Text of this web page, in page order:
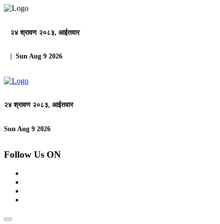
२४ श्रावण २०८३, आईतवार
| Sun Aug 9 2026
२४ श्रावण २०८३, आईतवार
Sun Aug 9 2026
Follow Us ON